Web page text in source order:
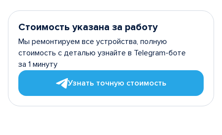
Стоимость указана за работу
Мы ремонтируем все устройства, полную
стоимость с деталью узнайте в Telegram-боте
за 1 минуту
Узнать точную стоимость